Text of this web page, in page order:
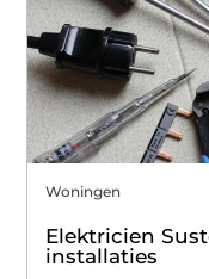
Woningen
Elektricien
installaties